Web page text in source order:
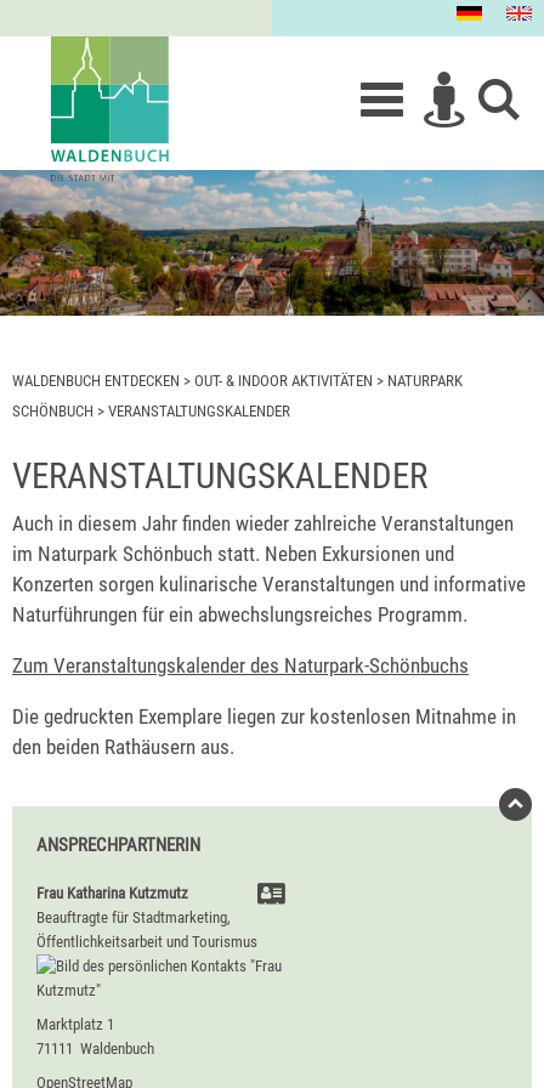
WALDENBUCH ENTDECKEN > OUT- & INDOOR AKTIVITÄTEN > NATURPARK
SCHÖNBUCH > VERANSTALTUNGSKALENDER
VERANSTALTUNGSKALENDER
Auch in diesem Jahr finden wieder zahlreiche Veranstaltungen
im Naturpark Schönbuch statt. Neben Exkursionen und
Konzerten sorgen kulinarische Veranstaltungen und informative
Naturführungen für ein abwechslungsreiches Programm.
Zum Veranstaltungskalender des Naturpark-Schönbuchs
Die gedruckten Exemplare liegen zur kostenlosen Mitnahme in
den beiden Rathäusern aus.
ANSPRECHPARTNERIN
Frau Katharina Kutzmutz
Beauftragte für Stadtmarketing,
Öffentlichkeitsarbeit und Tourismus
Marktplatz 1
71111 Waldenbuch
OpenStreetMap